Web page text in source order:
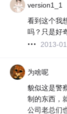
version1_1
看到这个我
吗？只是好
2013-
为啥呢
貌似这是警
制的东西，
公司老总们